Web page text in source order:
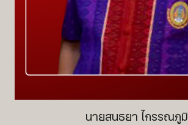
นายสนธยา ไกรรณภูมิ